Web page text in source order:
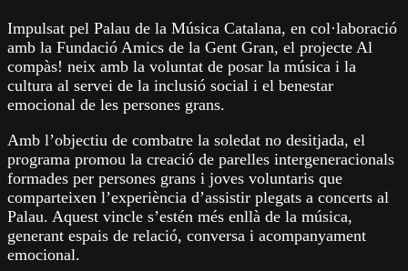
Impulsat pel Palau de la Música Catalana, en col·laboració
amb la Fundació Amics de la Gent Gran, el projecte Al
compàs! neix amb la voluntat de posar la música i la
cultura al servei de la inclusió social i el benestar
emocional de les persones grans.
Amb l’objectiu de combatre la soledat no desitjada, el
programa promou la creació de parelles intergeneracionals
formades per persones grans i joves voluntaris que
comparteixen l’experiència d’assistir plegats a concerts al
Palau. Aquest vincle s’estén més enllà de la música,
generant espais de relació, conversa i acompanyament
emocional.